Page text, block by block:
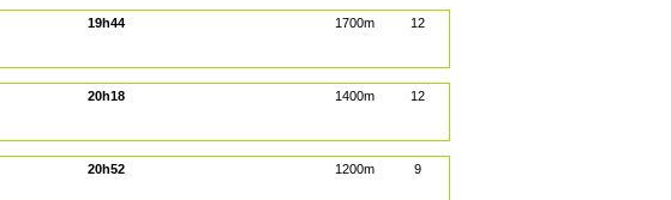
19h44 1700m 12
20h18 1400m 12
20h52 1200m 9